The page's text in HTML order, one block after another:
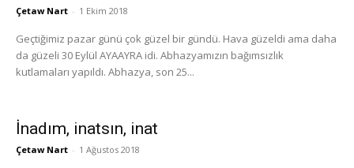
Çetaw Nart - 1 Ekim 2018
Geçtiğimiz pazar günü çok güzel bir gündü. Hava güzeldi ama daha
da güzeli 30 Eylül AYAAYRA idi. Abhazyamızın bağımsızlık
kutlamaları yapıldı. Abhazya, son 25...
İnadım, inatsın, inat
Çetaw Nart - 1 Ağustos 2018